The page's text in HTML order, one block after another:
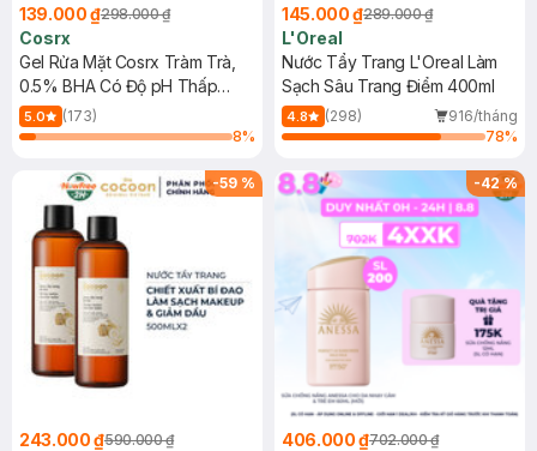
139.000 ₫298.000 ₫
Cosrx
Gel Rửa Mặt Cosrx Tràm Trà,
0.5% BHA Có Độ pH Thấp
150ml
5.0
(173)
8%
145.000 ₫289.000 ₫
L'Oreal
Nước Tẩy Trang L'Oreal Làm
Sạch Sâu Trang Điểm 400ml
4.8 (298)
916/tháng
78%
-59 %
243.000 ₫590.000 ₫
-42%
406.000 ₫702.000 ₫